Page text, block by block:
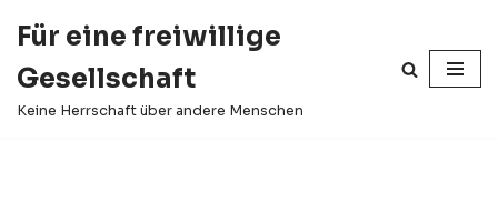
Inhalt
springen
Für eine freiwillige
Gesellschaft
Keine Herrschaft über andere Menschen